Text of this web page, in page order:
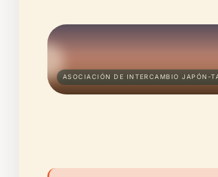
ASOCIACIÓN DE INTERCAMBIO JAPÓN-